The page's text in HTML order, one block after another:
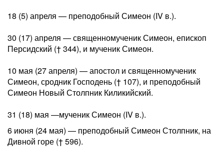
18 (5) апреля — преподобный Симеон (IV в.).
30 (17) апреля — священномученик Симеон, епископ
Персидский († 344), и мученик Симеон.
10 мая (27 апреля) — апостол и священномученик
Симеон, сродник Господень († 107), и преподобный
Симеон Новый Столпник Киликийский.
31 (18) мая —мученик Симеон (IV в.).
6 июня (24 мая) — преподобный Симеон Столпник, на
Дивной горе († 596).